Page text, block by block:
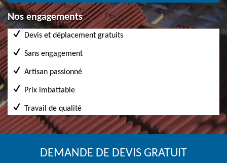
Nos engagements
Devis et déplacement gratuits
Sans engagement
Artisan passionné
Prix imbattable
Travail de qualité
DEMANDE DE DEVIS GRATUIT